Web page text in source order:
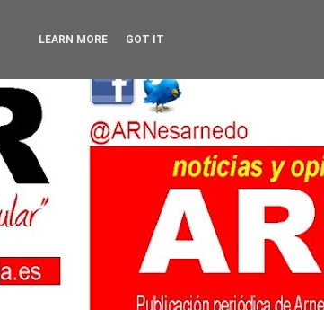
LEARN MORE GOT IT